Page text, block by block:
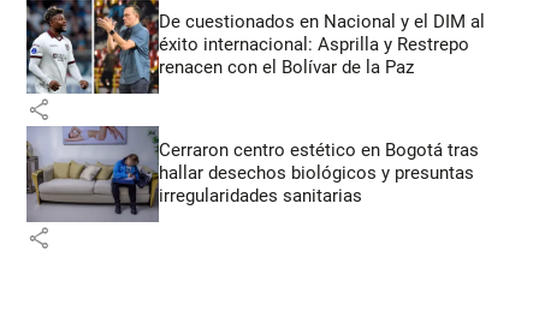
De cuestionados en Nacional y el DIM al
éxito internacional: Asprilla y Restrepo
renacen con el Bolívar de la Paz
share
Cerraron centro estético en Bogotá tras
hallar desechos biológicos y presuntas
irregularidades sanitarias
share